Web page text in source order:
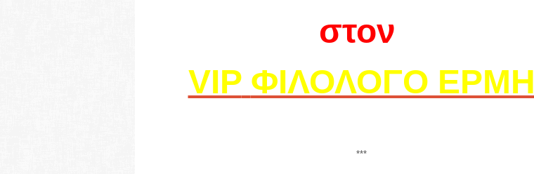
στον
VIP ΦΙΛΟΛΟΓΟ ΕΡΜΗ
***